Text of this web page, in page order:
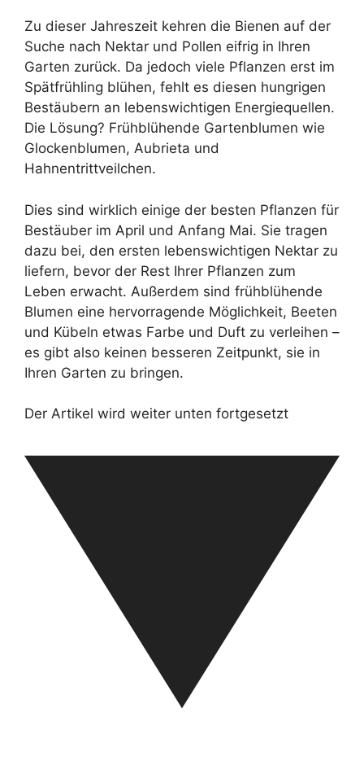
Zu dieser Jahreszeit kehren die Bienen auf der
Suche nach Nektar und Pollen eifrig in Ihren
Garten zurück. Da jedoch viele Pflanzen erst im
Spätfrühling blühen, fehlt es diesen hungrigen
Bestäubern an lebenswichtigen Energiequellen.
Die Lösung? Frühblühende Gartenblumen wie
Glockenblumen, Aubrieta und
Hahnentrittveilchen.
Dies sind wirklich einige der besten Pflanzen für
Bestäuber im April und Anfang Mai. Sie tragen
dazu bei, den ersten lebenswichtigen Nektar zu
liefern, bevor der Rest Ihrer Pflanzen zum
Leben erwacht. Außerdem sind frühblühende
Blumen eine hervorragende Möglichkeit, Beeten
und Kübeln etwas Farbe und Duft zu verleihen –
es gibt also keinen besseren Zeitpunkt, sie in
Ihren Garten zu bringen.
Der Artikel wird weiter unten fortgesetzt